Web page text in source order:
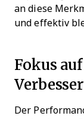
an diese
und effektiv
Fokus
Der